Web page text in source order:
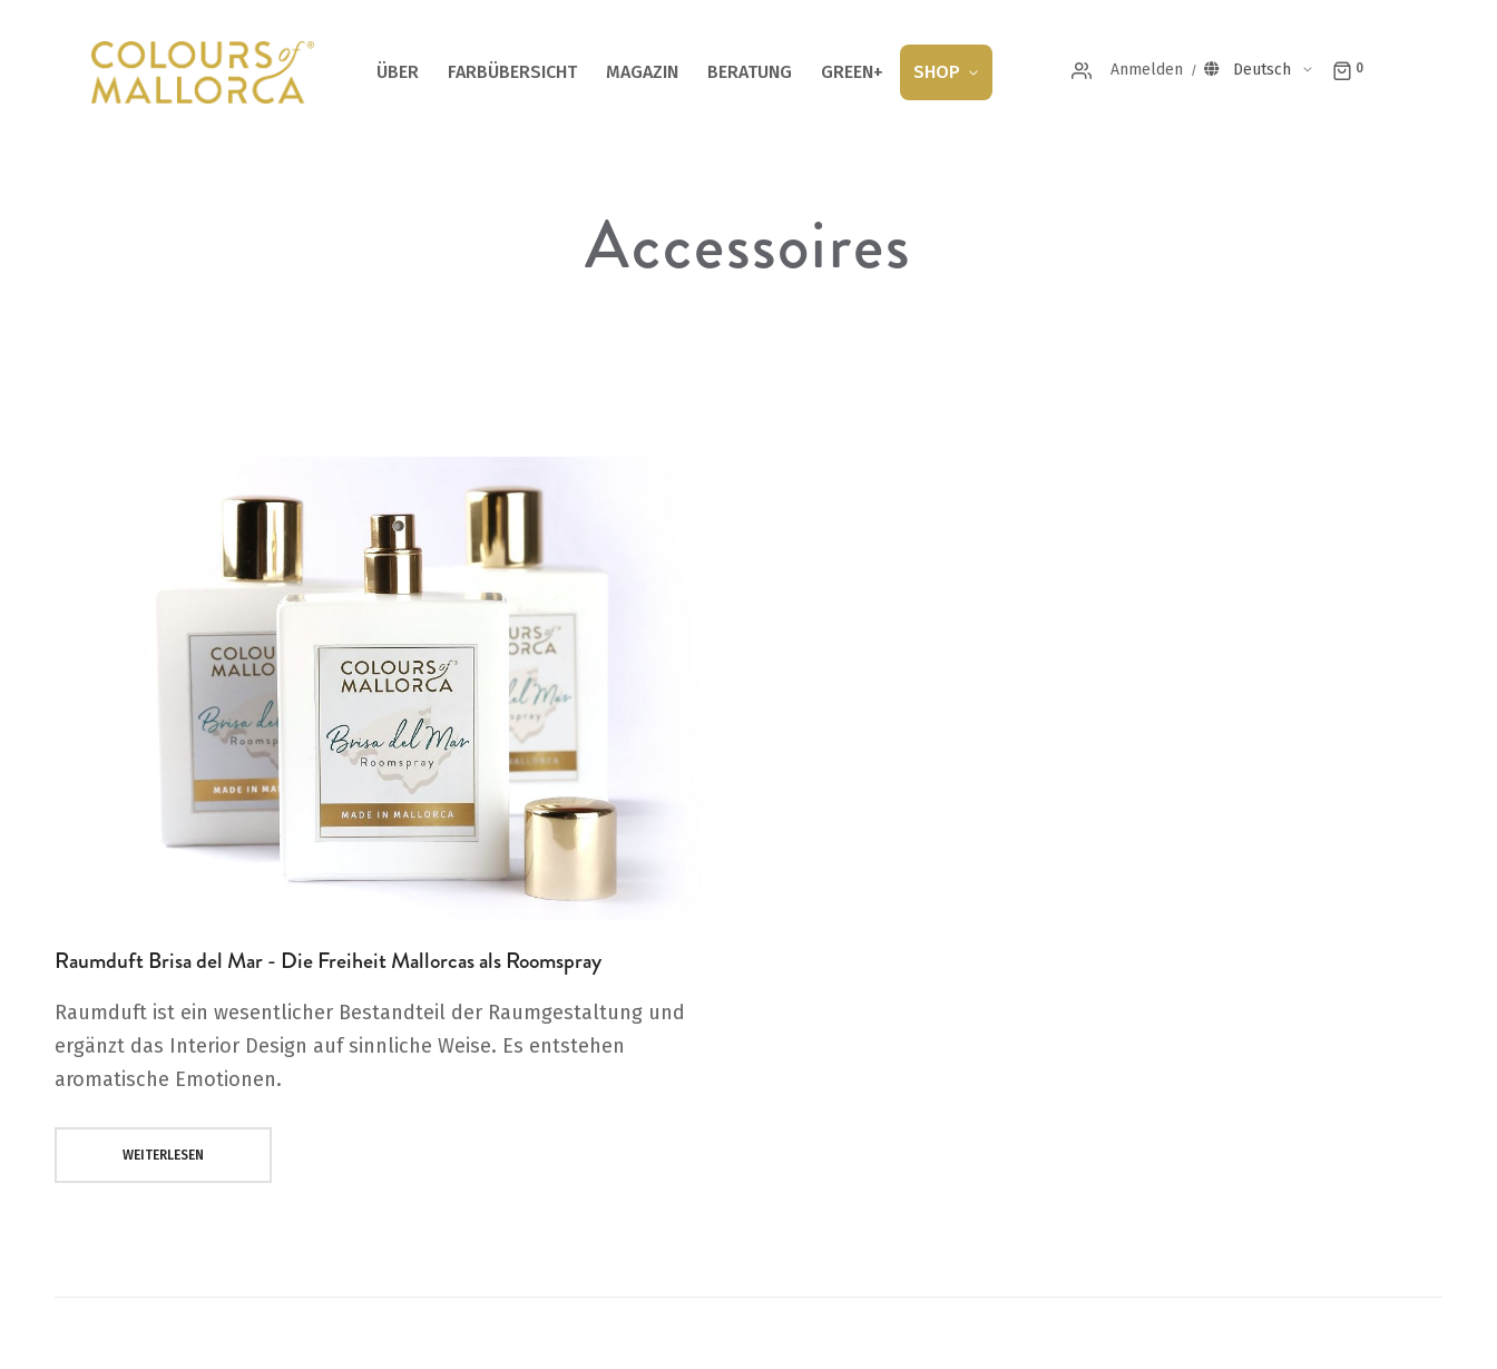
ÜBER FARBÜBERSICHT MAGAZIN BERATUNG GREEN+ SHOP Anmelden Deutsch 0
Accessoires
Raumduft Brisa del Mar - Die Freiheit Mallorcas als Roomspray
Raumduft ist ein wesentlicher Bestandteil der Raumgestaltung und
ergänzt das Interior Design auf sinnliche Weise. Es entstehen
aromatische Emotionen.
WEITERLESEN